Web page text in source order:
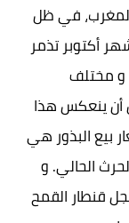
في ظل
أكتوبر تذمر
و مختلف
أن ينعكس هذا
بيع البذور هي
الحالي. و
قنطار القمح